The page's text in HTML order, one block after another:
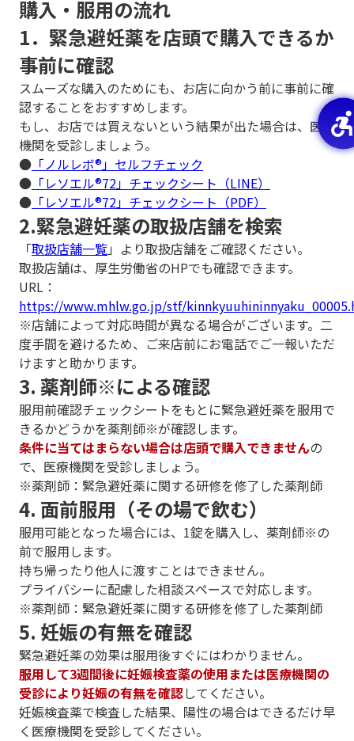
購入・服用の流れ
1．緊急避妊薬を店頭で購入できるか
事前に確認
スムーズな購入のためにも、お店に向かう前に事前に確
認することをおすすめします。
もし、お店では買えないという結果が出た場合は、医療
機関を受診しましょう。
● 「ノルレボ®」セルフチェック
● 「レソエル®72」チェックシート（LINE）
● 「レソエル®72」チェックシート（PDF）
2.緊急避妊薬の取扱店舗を検索
「取扱店舗一覧」より取扱店舗をご確認ください。
取扱店舗は、厚生労働省のHPでも確認できます。
URL：
https://www.mhlw.go.jp/stf/
※店舗によって対応時間が異なる場合がございます。二
度手間を避けるため、ご来店前にお電話でご一報いただ
けますと助かります。
3. 薬剤師※による確認
服用前確認チェックシートをもとに緊急避妊薬を服用で
きるかどうかを薬剤師※が確認します。
条件に当てはまらない場合は店頭で購入できませんの
で、医療機関を受診しましょう。
※薬剤師：緊急避妊薬に関する研修を修了した薬剤師
4. 面前服用（その場で飲む）
服用可能となった場合には、1錠を購入し、薬剤師※の
前で服用します。
持ち帰ったり他人に渡すことはできません。
プライバシーに配慮した相談スペースで対応します。
※薬剤師：緊急避妊薬に関する研修を修了した薬剤師
5. 妊娠の有無を確認
緊急避妊薬の効果は服用後すぐにはわかりません。
服用して3週間後に妊娠検査薬の使用または医療機関の
受診により妊娠の有無を確認してください。
妊娠検査薬で検査した結果、陽性の場合はできるだけ早
く医療機関を受診してください。